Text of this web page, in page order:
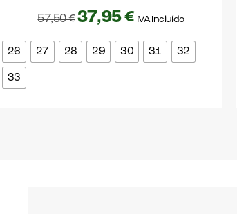
57,50€ 37,95€ IVA incluído
26 27 28 29 30 31 32
33